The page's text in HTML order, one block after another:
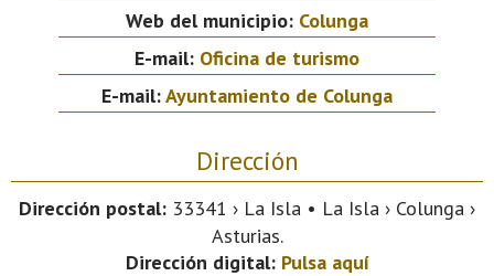
Web del municipio: Colunga
E-mail: Oficina de turismo
E-mail:Ayuntamiento de Colunga
Dirección
Dirección postal: 33341 › La Isla • La Isla › Colunga ›
Asturias.
Dirección digital: Pulsa aquí